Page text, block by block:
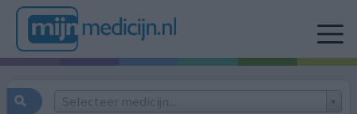
Selecteer medicijn...